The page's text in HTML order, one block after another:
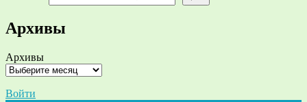
Архивы
Архивы
Войти